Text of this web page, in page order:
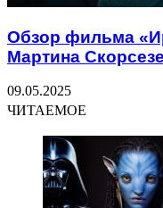
Обзор фильма
Мартина Скорсезе
09.05.2025
ЧИТАЕМОЕ